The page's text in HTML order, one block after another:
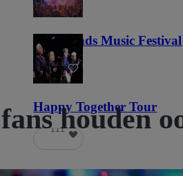
Lost Lands Music Festival
121
Happy Together Tour
111houden